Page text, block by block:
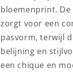
bloemenprint.
zorgt voor een
pasvorm, terwijl
belijning en
een chique en